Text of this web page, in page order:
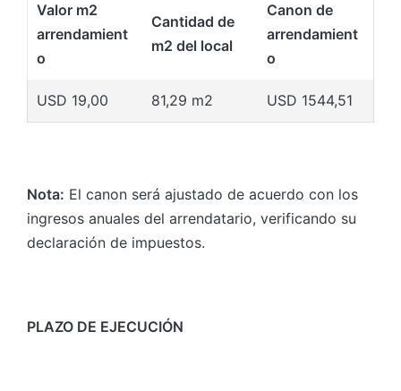
Valor m2
arrendamient
o
Cantidad de
m2 del local
Canon de
arrendamient
o
USD 19,00 81,29 m2 USD 1544,51
Nota: El canon será ajustado de acuerdo con los
ingresos anuales del arrendatario, verificando su
declaración de impuestos.
PLAZO DE EJECUCIÓN